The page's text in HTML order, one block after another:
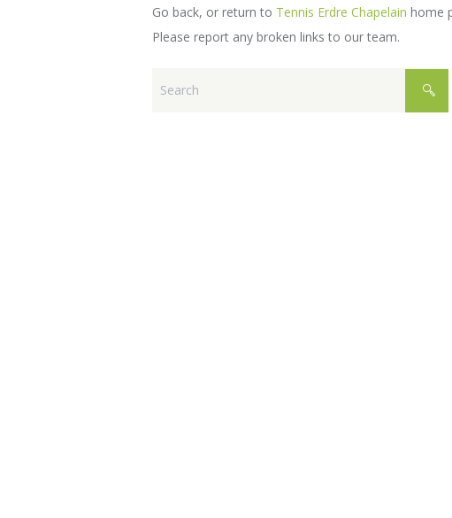
Go back, or return to Tennis Erdre Chapelain home
Please report any broken links to our team.